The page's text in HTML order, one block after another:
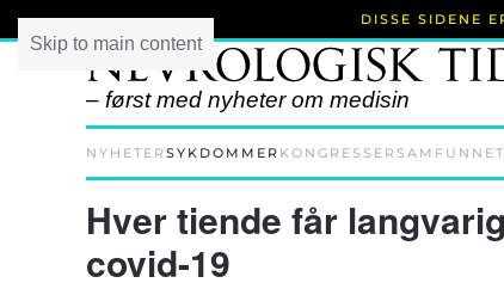
Skip to main content
– først med nyheter om medisin
NYHETER SYKDOMMER KONGRESSER SAMFUNNET
DISSE SIDENE
Hver tiende får
covid-19